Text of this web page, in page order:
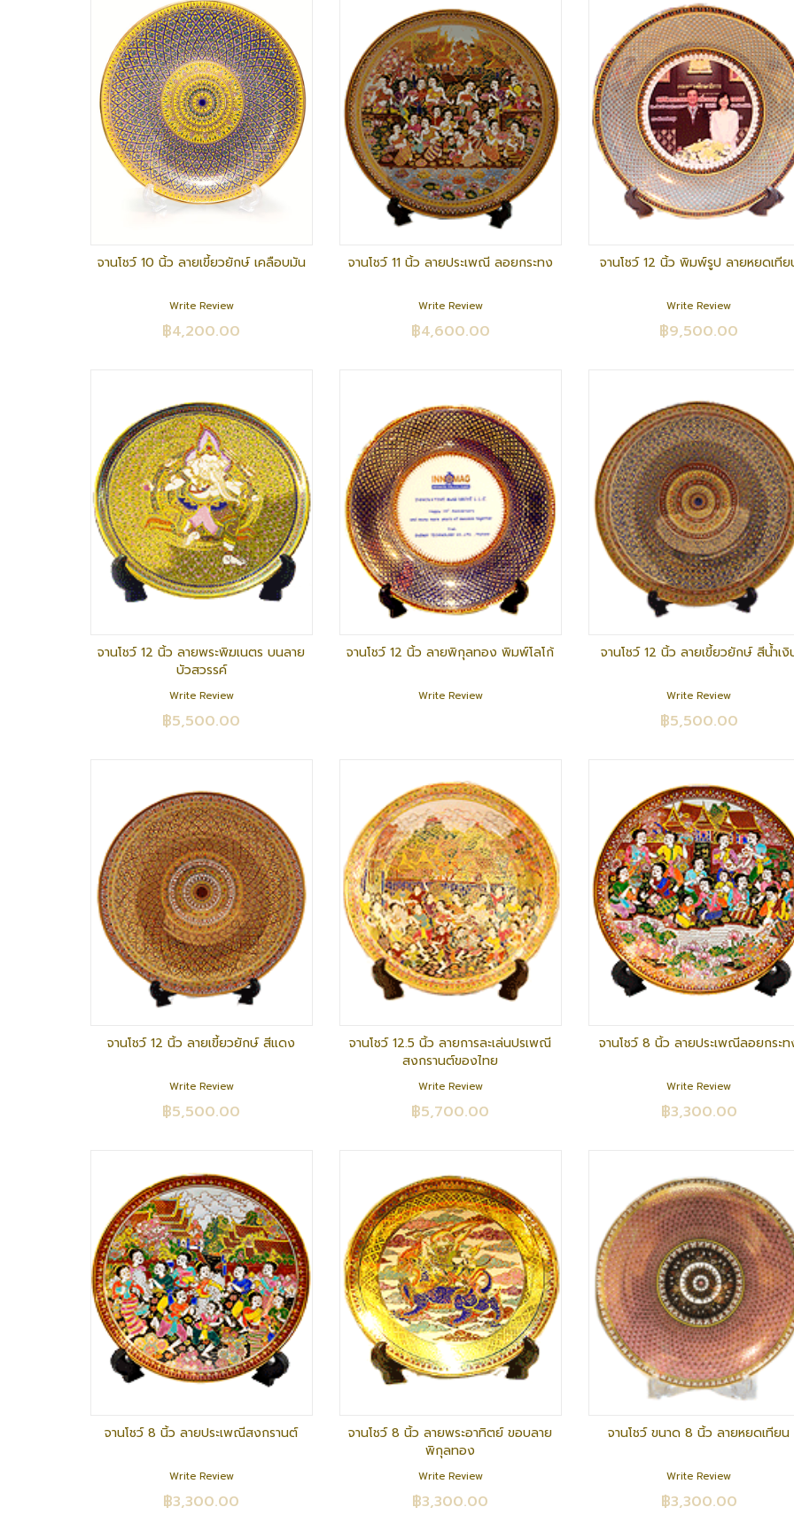
จานโชว์ 10 นิ้ว ลายเขี้ยวยักษ์ เคลือบมัน
Write Review
฿4,200.00
จานโชว์ 11 นิ้ว ลายประเพณี ลอยกระทง
Write Review
฿4,600.00
จานโชว์ 12 นิ้ว พิมพ์รูป ลายหยดเที
Write Review
฿9,500.00
จานโชว์ 12 นิ้ว ลายพระพิฆเนตร บนลาย
บัวสวรรค์
Write Review
฿5,500.00
จานโชว์ 12 นิ้ว ลายพิกุลทอง พิมพ์โลโก้
Write Review
จานโชว์ 12 นิ้ว ลายเขี้ยวยักษ์ สีน้ำเงิ
Write Review
฿5,500.00
จานโชว์ 12 นิ้ว ลายเขี้ยวยักษ์ สีแดง
Write Review
฿5,500.00
จานโชว์ 12.5 นิ้ว ลายการละเล่นปรเพณี
สงกรานต์ของไทย
Write Review
฿5,700.00
จานโชว์ 8 นิ้ว ลายประเพณีลอยกระ
Write Review
฿3,300.00
จานโชว์ 8 นิ้ว ลายประเพณีสงกรานต์
Write Review
฿3,300.00
จานโชว์ 8 นิ้ว ลายพระอาทิตย์ ขอบลาย
พิกุลทอง
Write Review
฿3,300.00
จานโชว์ ขนาด 8 นิ้ว ลายหยดเทียน
Write Review
฿3,300.00